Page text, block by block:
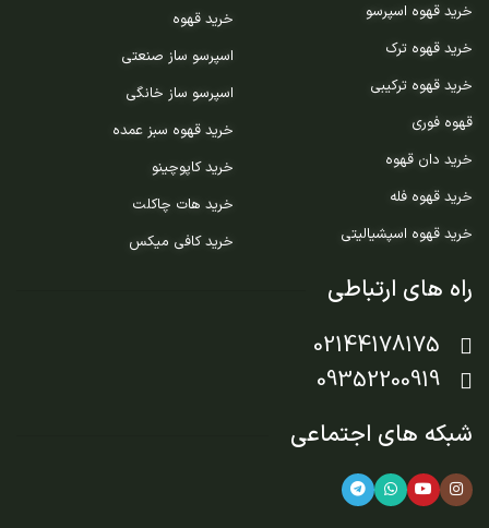
خرید قهوه اسپرسو
خرید قهوه ترک
خرید قهوه ترکیبی
قهوه فوری
خرید دان قهوه
خرید قهوه فله
خرید قهوه اسپشیالیتی
خرید قهوه
اسپرسو ساز صنعتی
اسپرسو ساز خانگی
خرید قهوه سبز عمده
خرید کاپوچینو
خرید هات چاکلت
خرید کافی میکس
راه های ارتباطی
02144178175
09352200919
شبکه های اجتماعی